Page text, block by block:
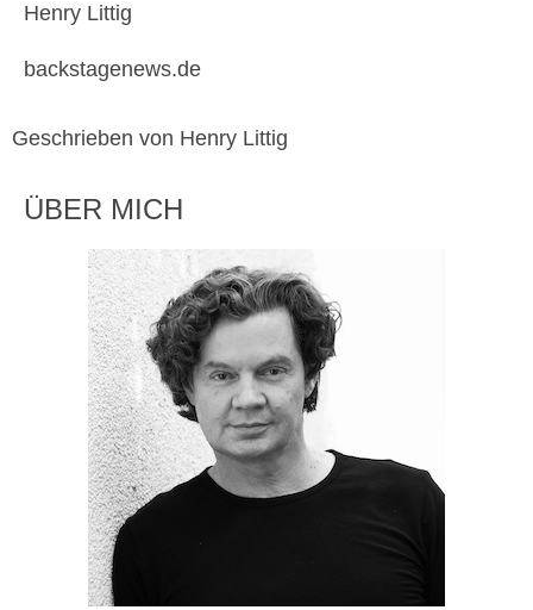
Henry Littig
backstagenews.de
Geschrieben von Henry Littig
ÜBER MICH